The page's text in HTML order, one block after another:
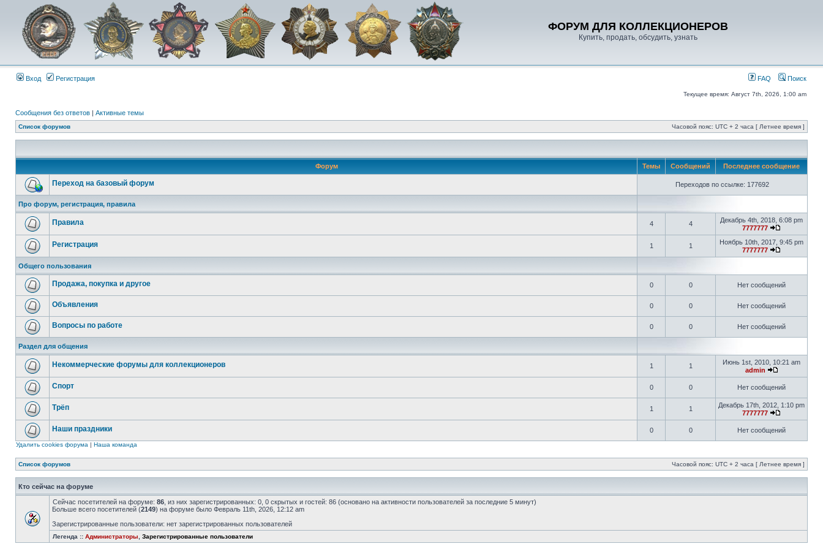
ФОРУМ ДЛЯ КОЛЛЕКЦИОНЕРОВ
Купить, продать, обсудить, узнать
Вход Регистрация FAQ Поиск
Текущее время: Август 7th, 2026, 1:00 am
Сообщения без ответов | Активные темы
Список форумов Часовой пояс: UTC + 2 часа [ Летнее время ]
Форум Темы Сообщений Последнее сообщение
Переход на базовый форум Переходов по ссылке: 177692
Про форум, регистрация, правила
Правила 4 4
Декабрь 4th, 2018, 6:08 pm
7777777
Регистрация 1 1
Ноябрь 10th, 2017, 9:45 pm
7777777
Общего пользования
Продажа, покупка и другое 0 0 Нет сообщений
Объявления 0 0 Нет сообщений
Вопросы по работе 0 0 Нет сообщений
Раздел для общения
Некоммерческие форумы для коллекционеров 1 1
Июнь 1st, 2010, 10:21 am
admin
Спорт 0 0 Нет сообщений
Трёп 1 1
Декабрь 17th, 2012, 1:10 pm
7777777
Наши праздники 0 0 Нет сообщений
Удалить cookies форума | Наша команда
Список форумов Часовой пояс: UTC + 2 часа [ Летнее время ]
Кто сейчас на форуме
Сейчас посетителей на форуме: 86 , из них зарегистрированных: 0, 0 скрытых и гостей: 86 (основано на активности пользователей за последние 5 минут)
Больше всего посетителей (2149) на форуме было Февраль 11th, 2026, 12:12 am
Зарегистрированные пользователи: нет зарегистрированных пользователей
Легенда :: Администраторы Зарегистрированные пользователи